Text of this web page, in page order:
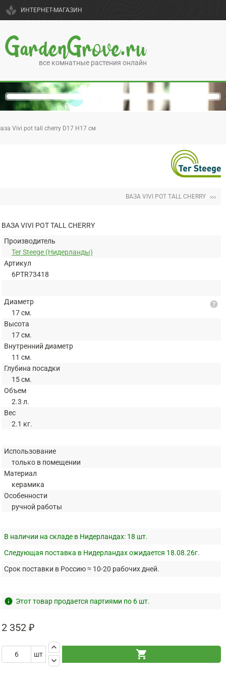
spa ИНТЕРНЕТ-МАГАЗИН
GardenGrove.ru
все комнатные растения онлайн
Vivi pot tall cherry D17 H17 см
ВАЗА VIVI POT TALL CHERRY ›››
ВАЗА VIVI POT TALL CHERRY
Производитель
Ter Steege (Нидерланды)
Артикул
6PTR73418
Диаметр
17 см.
Высота
17 см.
Внутренний диаметр
11 см.
Глубина посадки
15 см.
Объем
2.3 л.
Вес
2.1 кг.
help
Использование
только в помещении
Материал
керамика
Особенности
ручной работы
В наличии на складе в Нидерландах: 18 шт.
Следующая поставка в Нидерландах ожидается 18.08.26г.
Срок поставки в Россию ≈ 10-20 рабочих дней.
info Этот товар продается партиями по 6 шт.
2 352 ₽
шт
keyboard_arrow_up
keyboard_arrow_down
shopping_cart